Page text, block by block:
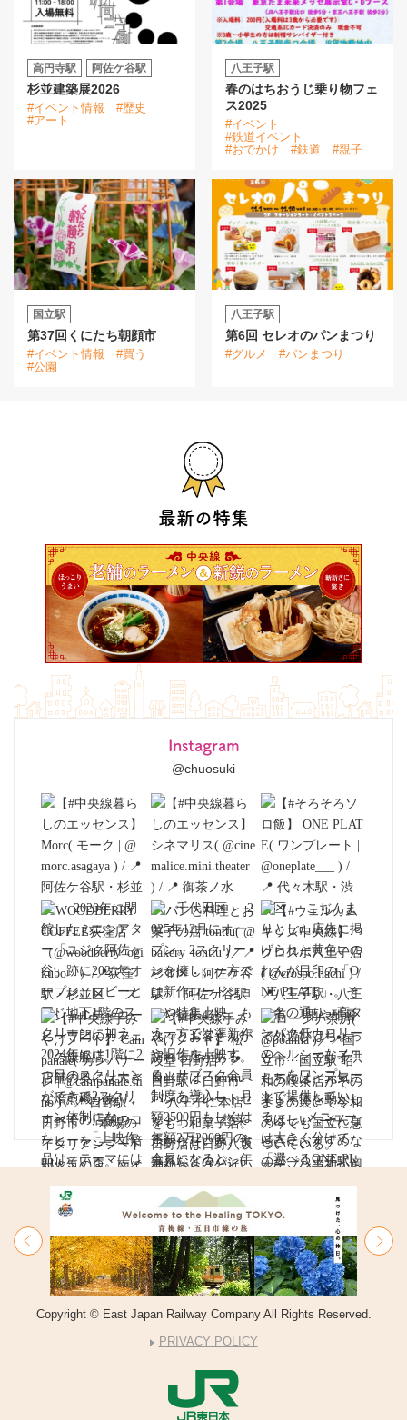
最新の特集
Instagram
@chuosuki
高円寺駅 阿佐ケ谷駅
杉並建築展2026
#イベント情報
#歴史
#アート
八王子駅
春のはちおうじ乗り物フェ
ス2025
#イベント
#鉄道イベント
#おでかけ
#鉄道 #親子
国立駅
第37回くにたち朝顔市
#イベント情報
#買う
#公園
八王子駅
第6回 セレオのパンまつり
#グルメ #パンまつり
Copyright © East Japan Railway Company All Rights Reserved.
PRIVACY POLICY